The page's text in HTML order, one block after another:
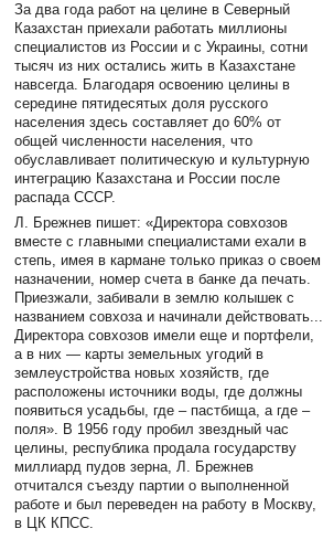
За два года работ на целине в Северный
Казахстан приехали работать миллионы
специалистов из России и с Украины, сотни
тысяч из них остались жить в Казахстане
навсегда. Благодаря освоению целины в
середине пятидесятых доля русского
населения здесь составляет до 60% от
общей численности населения, что
обуславливает политическую и культурную
интеграцию Казахстана и России после
распада СССР.
Л. Брежнев пишет: «Директора совхозов
вместе с главными специалистами ехали в
степь, имея в кармане только приказ о своем
назначении, номер счета в банке да печать.
Приезжали, забивали в землю колышек с
названием совхоза и начинали действовать...
Директора совхозов имели еще и портфели,
а в них — карты земельных угодий в
землеустройства новых хозяйств, где
расположены источники воды, где должны
появиться усадьбы, где – пастбища, а где –
поля». В 1956 году пробил звездный час
целины, республика продала государству
миллиард пудов зерна, Л. Брежнев
отчитался съезду партии о выполненной
работе и был переведен на работу в Москву,
в ЦК КПСС.